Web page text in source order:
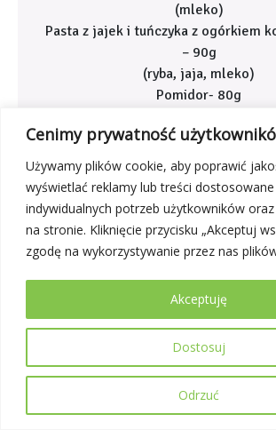
Cenimy prywatność
Używamy plików cookie, aby poprawić
wyświetlać reklamy lub treści
indywidualnych potrzeb użytkowników
na stronie. Kliknięcie przycisku „Akceptuj
zgodę na wykorzystywanie przez nas
Dostosuj
Odrzuć
Akceptuję
(mleko)
Pasta z jajek i tuńczyka z ogórkiem
– 90g
(ryba, jaja, mleko)
Pomidor- 80g
Serek almette- 30g
(mleko)
Wafle ryżowe- 30g